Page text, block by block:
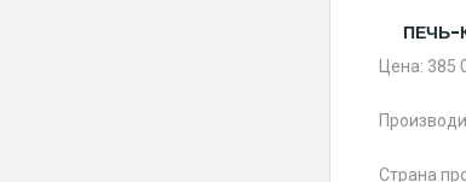
ПЕЧЬ-
Цена:
Страна